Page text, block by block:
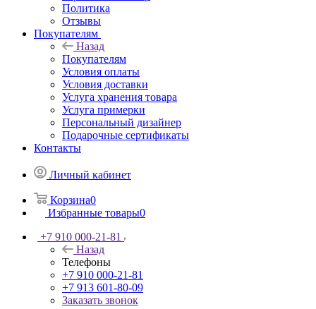
Политика
Отзывы
Покупателям
Назад
Покупателям
Условия оплаты
Условия доставки
Услуга хранения товара
Услуга примерки
Персональный дизайнер
Подарочные сертификаты
Контакты
Личный кабинет
Корзина0
Избранные товары0
+7 910 000-21-81
Назад
Телефоны
+7 910 000-21-81
+7 913 601-80-09
Заказать звонок